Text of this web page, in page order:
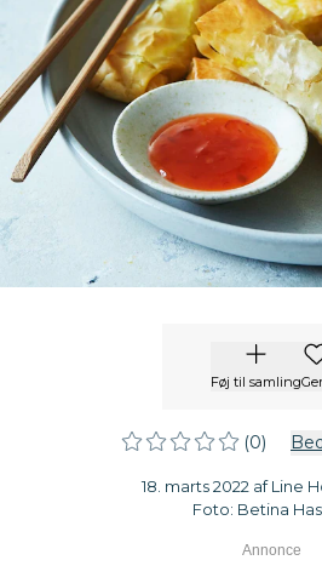
Føj til samling
(0)
18. marts 2022 af Line
Foto: Betina